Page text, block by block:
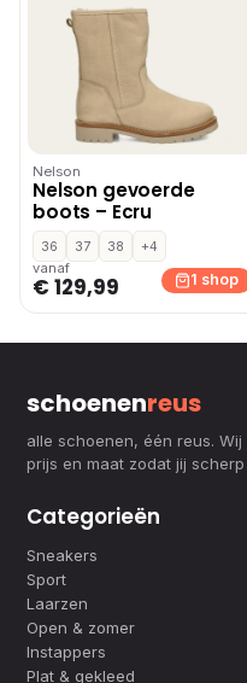
Nelson
Nelson gevoerde
boots – Ecru
36 37 38
+4
vanaf
€ 129,99 1 shop
schoenenreus
alle schoenen, één reus. Wij
prijs en maat zodat jij
Categorieën
Sneakers
Sport
Laarzen
Open & zomer
Instappers
Plat & gekleed